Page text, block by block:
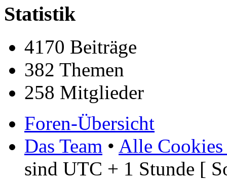
Statistik
4170 Beiträge
382 Themen
258 Mitglieder
Foren-Übersicht
Das Team • Alle Cookies
sind UTC + 1 Stunde [